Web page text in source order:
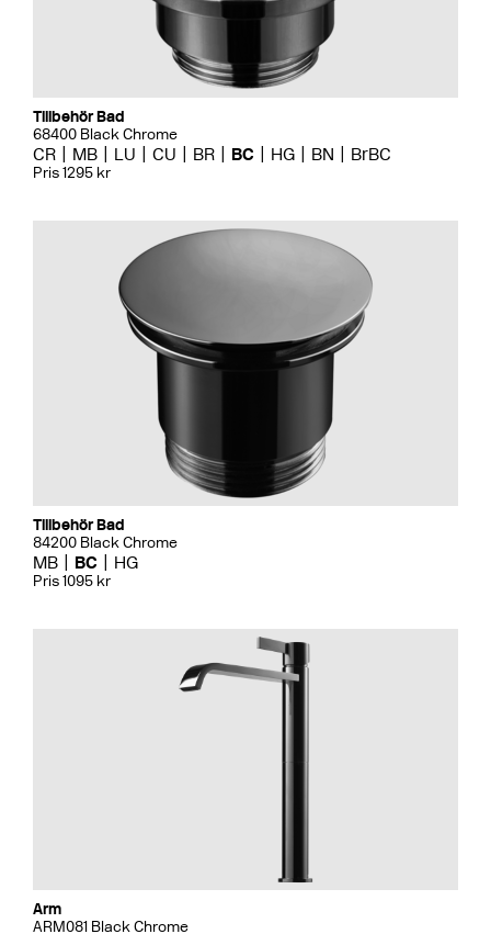
Tillbehör Bad
68400 Black Chrome
CR MB LU CU BR BC HG BN BrBC
Pris 1295 kr
Tillbehör Bad
84200 Black Chrome
MB BC HG
Pris 1095 kr
Arm
ARM081 Black Chrome